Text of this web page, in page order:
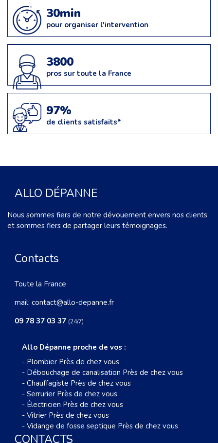
30min
pour organiser l'intervention
3800
pros sur toute la France
97%
de clients satisfaits*
ALLO DÉPANNE
Nous sommes fiers de notre dévouement envers nos clients
et sommes fiers de partager leurs témoignages.
Contacts
Toute la France
mail: contact@allo-depanne.fr
09 78 37 03 37 (24/7)
Allo Dépanne proche de vos :
- Plombier Près de chez vous
- Débouchage de canalisation Près de chez vous
- Chauffagiste Près de chez vous
- Serrurier Près de chez vous
- Électricien Près de chez vous
- Vitrier Près de chez vous
- Vidange de fosse septique Près de chez vous
CONTACTS